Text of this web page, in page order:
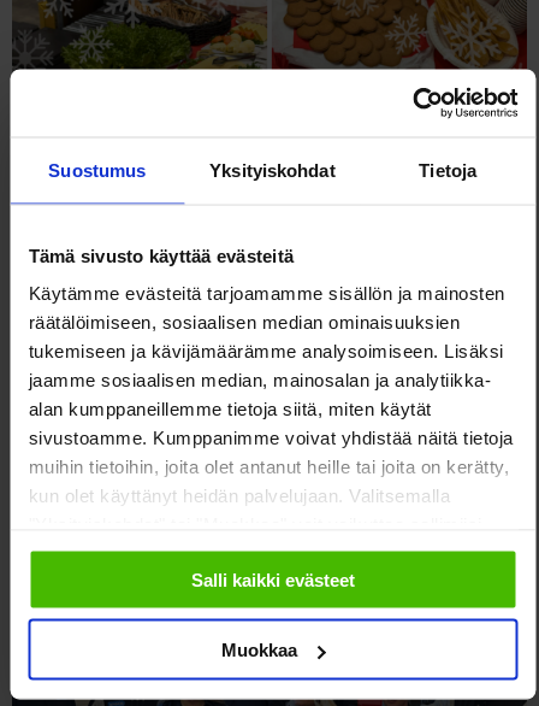
Suostumus Yksityiskohdat Tietoja
Tämä sivusto käyttää evästeitä
Käytämme evästeitä tarjoamamme sisällön ja mainosten
räätälöimiseen, sosiaalisen median ominaisuuksien
tukemiseen ja kävijämäärämme analysoimiseen. Lisäksi
jaamme sosiaalisen median, mainosalan ja analytiikka-
alan kumppaneillemme tietoja siitä, miten käytät
sivustoamme. Kumppanimme voivat yhdistää näitä tietoja
muihin tietoihin, joita olet antanut heille tai joita on kerätty,
kun olet käyttänyt heidän palvelujaan. Valitsemalla
evästeisiin.
Salli kaikki evästeet
Muokkaa